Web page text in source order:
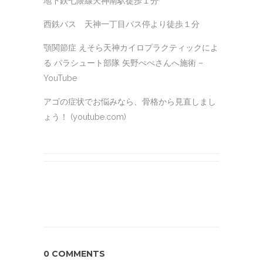
西鉄バス 天神一丁目バス停より徒歩１分
顎関節症 えそら天神カイロプラクティックによ
る パラシュート部隊 矢野ぺぺさんへ施術 –
YouTube
アゴの症状でお悩みなら、骨格から見直しまし
ょう！ (youtube.com)
0 COMMENTS